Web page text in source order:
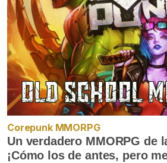
Corepunk MMORPG
Un verdadero MMORPG de
¡Cómo los de antes, pero